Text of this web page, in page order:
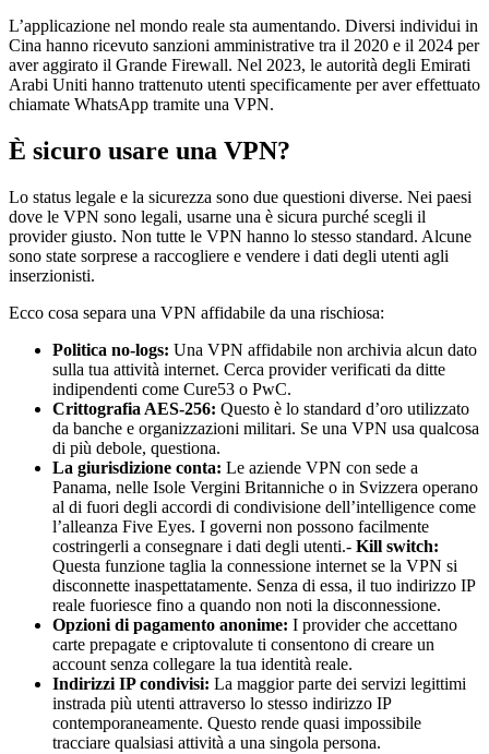
L’applicazione nel mondo reale sta aumentando. Diversi individui in
Cina hanno ricevuto sanzioni amministrative tra il 2020 e il 2024 per
aver aggirato il Grande Firewall. Nel 2023, le autorità degli Emirati
Arabi Uniti hanno trattenuto utenti specificamente per aver effettuato
chiamate WhatsApp tramite una VPN.
È sicuro usare una VPN?
Lo status legale e la sicurezza sono due questioni diverse. Nei paesi
dove le VPN sono legali, usarne una è sicura purché scegli il
provider giusto. Non tutte le VPN hanno lo stesso standard. Alcune
sono state sorprese a raccogliere e vendere i dati degli utenti agli
inserzionisti.
Ecco cosa separa una VPN affidabile da una rischiosa:
Politica no-logs: Una VPN affidabile non archivia alcun dato
sulla tua attività internet. Cerca provider verificati da ditte
indipendenti come Cure53 o PwC.
Crittografia AES-256: Questo è lo standard d’oro utilizzato
da banche e organizzazioni militari. Se una VPN usa qualcosa
di più debole, questiona.
La giurisdizione conta: Le aziende VPN con sede a
Panama, nelle Isole Vergini Britanniche o in Svizzera operano
al di fuori degli accordi di condivisione dell’intelligence come
l’alleanza Five Eyes. I governi non possono facilmente
costringerli a consegnare i dati degli utenti.- Kill switch:
Questa funzione taglia la connessione internet se la VPN si
disconnette inaspettatamente. Senza di essa, il tuo indirizzo IP
reale fuoriesce fino a quando non noti la disconnessione.
Opzioni di pagamento anonime: I provider che accettano
carte prepagate e criptovalute ti consentono di creare un
account senza collegare la tua identità reale.
Indirizzi IP condivisi: La maggior parte dei servizi legittimi
instrada più utenti attraverso lo stesso indirizzo IP
contemporaneamente. Questo rende quasi impossibile
tracciare qualsiasi attività a una singola persona.